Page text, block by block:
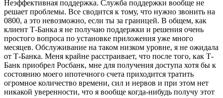
Неэффективная поддержка. Служба поддержки вообще не
решает проблемы. Все сводится к тому, что нужно звонить на
0800, а это невозможно, если ты за границей. В общем, как
клиент Т-Банка я не получаю поддержки и решения очень
простого вопроса по установке приложения уже много
месяцев. Обслуживание на таком низком уровне, я не ожидала
от Т-Банка. Меня крайне расстраивает, что после того, как Т-
Банк приобрел Росбанк, мне для получения доступа хотя бы к
состоянию моего ипотечного счета приходится тратить
огромное количество времени, сил и нервов и при этом нет
никакой уверенности, что я вообще когда-нибудь получу этот